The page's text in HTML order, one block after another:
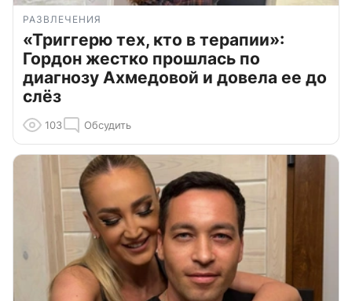
РАЗВЛЕЧЕНИЯ
«Триггерю тех, кто в терапии»:
Гордон жестко прошлась по
диагнозу Ахмедовой и довела ее до
слёз
103 Обсудить